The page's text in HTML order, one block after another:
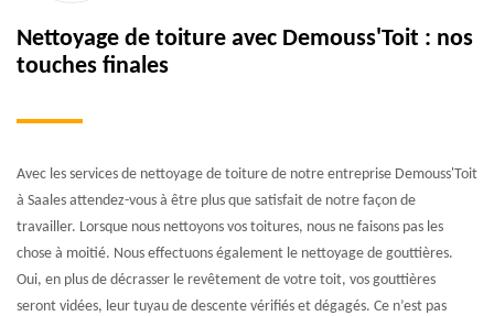
Nettoyage de toiture avec Demouss'Toit : nos
touches finales
Avec les services de nettoyage de toiture de notre entreprise Demouss'Toit
à Saales attendez-vous à être plus que satisfait de notre façon de
travailler. Lorsque nous nettoyons vos toitures, nous ne faisons pas les
chose à moitié. Nous effectuons également le nettoyage de gouttières.
Oui, en plus de décrasser le revêtement de votre toit, vos gouttières
seront vidées, leur tuyau de descente vérifiés et dégagés. Ce n’est pas